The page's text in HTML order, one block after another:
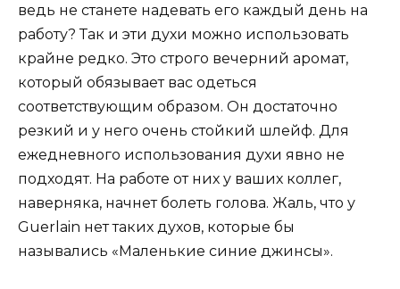
ведь не станете надевать его каждый день на
работу? Так и эти духи можно использовать
крайне редко. Это строго вечерний аромат,
который обязывает вас одеться
соответствующим образом. Он достаточно
резкий и у него очень стойкий шлейф. Для
ежедневного использования духи явно не
подходят. На работе от них у ваших коллег,
наверняка, начнет болеть голова. Жаль, что у
Guerlain нет таких духов, которые бы
назывались «Маленькие синие джинсы».